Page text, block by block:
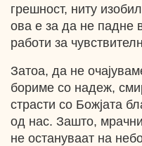
грешност, ниту
ова е за да не падне
работи за
Затоа, да не
бориме со надеж,
страсти со Божјата
од нас. Зашто,
не остануваат на